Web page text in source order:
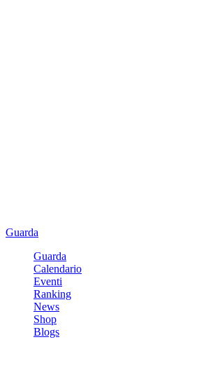
Guarda
Guarda
Calendario
Eventi
Ranking
News
Shop
Blogs